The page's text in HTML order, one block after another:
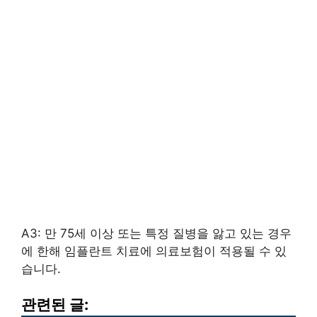
A3: 만 75세 이상 또는 특정 질병을 앓고 있는 경우
에 한해 임플란트 치료에 의료보험이 적용될 수 있
습니다.
관련된 글: